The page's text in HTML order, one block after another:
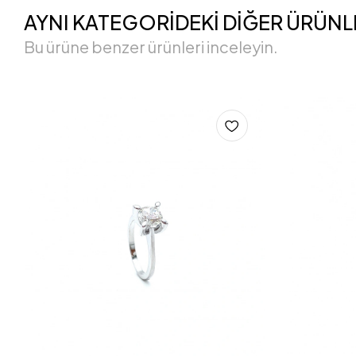
AYNI KATEGORİDEKİ DİĞER
Bu ürüne benzer ürünleri inceleyin.